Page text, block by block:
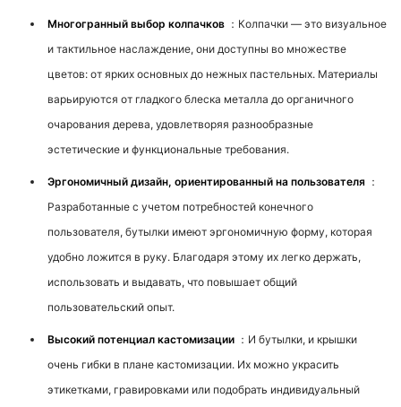
Многогранный выбор колпачков ：Колпачки — это визуальное
и тактильное наслаждение, они доступны во множестве
цветов: от ярких основных до нежных пастельных. Материалы
варьируются от гладкого блеска металла до органичного
очарования дерева, удовлетворяя разнообразные
эстетические и функциональные требования.
Эргономичный дизайн, ориентированный на пользователя ：
Разработанные с учетом потребностей конечного
пользователя, бутылки имеют эргономичную форму, которая
удобно ложится в руку. Благодаря этому их легко держать,
использовать и выдавать, что повышает общий
пользовательский опыт.
Высокий потенциал кастомизации ：И бутылки, и крышки
очень гибки в плане кастомизации. Их можно украсить
этикетками, гравировками или подобрать индивидуальный